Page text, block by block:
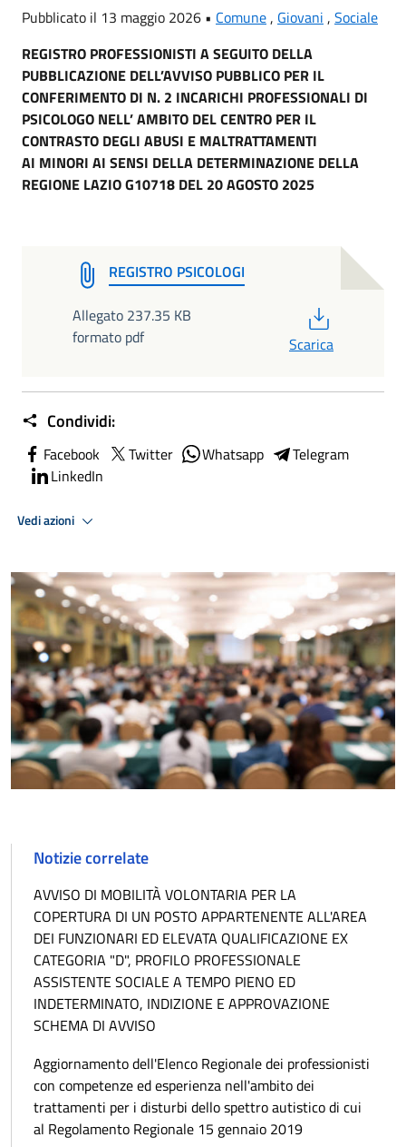
Pubblicato il 13 maggio 2026 • Comune, Giovani , Sociale
REGISTRO PROFESSIONISTI A SEGUITO DELLA
PUBBLICAZIONE DELL’AVVISO PUBBLICO PER IL
CONFERIMENTO DI N. 2 INCARICHI PROFESSIONALI DI
PSICOLOGO NELL’ AMBITO DEL CENTRO PER IL
CONTRASTO DEGLI ABUSI E MALTRATTAMENTI
AI MINORI AI SENSI DELLA DETERMINAZIONE DELLA
REGIONE LAZIO G10718 DEL 20 AGOSTO 2025
REGISTRO PSICOLOGI
Allegato 237.35 KB
formato pdf
Scarica
Condividi:
Facebook Twitter Whatsapp
Telegram
LinkedIn
Vedi azioni
Notizie correlate
AVVISO DI MOBILITÀ VOLONTARIA PER LA
COPERTURA DI UN POSTO APPARTENENTE ALL'AREA
DEI FUNZIONARI ED ELEVATA QUALIFICAZIONE EX
CATEGORIA "D", PROFILO PROFESSIONALE
ASSISTENTE SOCIALE A TEMPO PIENO ED
INDETERMINATO, INDIZIONE E APPROVAZIONE
SCHEMA DI AVVISO
Aggiornamento dell'Elenco Regionale dei professionisti
con competenze ed esperienza nell'ambito dei
trattamenti per i disturbi dello spettro autistico di cui
al Regolamento Regionale 15 gennaio 2019